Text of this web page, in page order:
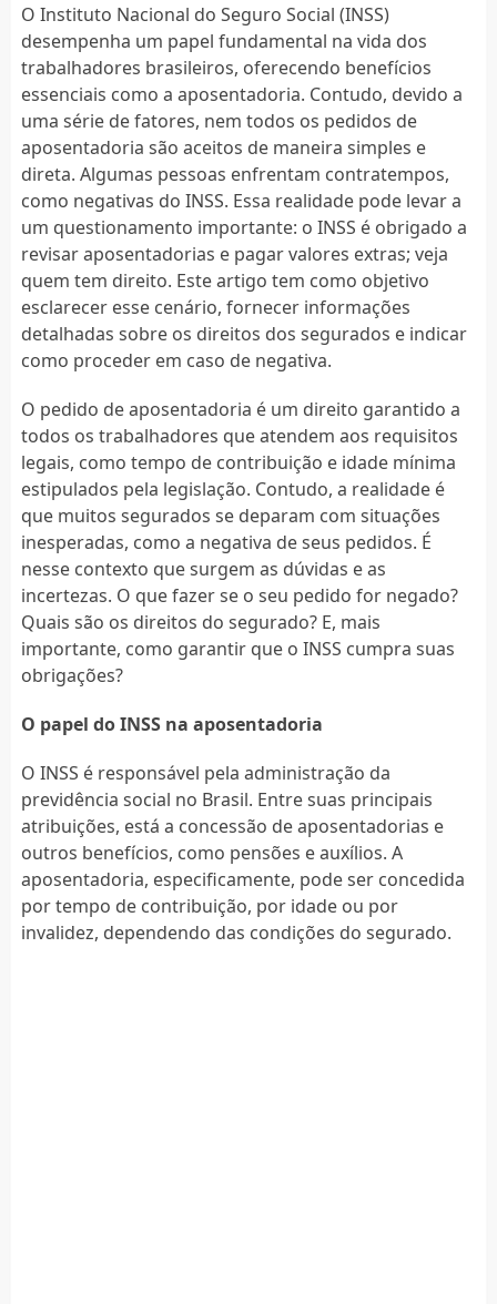
O Instituto Nacional do Seguro Social (INSS)
desempenha um papel fundamental na vida dos
trabalhadores brasileiros, oferecendo benefícios
essenciais como a aposentadoria. Contudo, devido a
uma série de fatores, nem todos os pedidos de
aposentadoria são aceitos de maneira simples e
direta. Algumas pessoas enfrentam contratempos,
como negativas do INSS. Essa realidade pode levar a
um questionamento importante: o INSS é obrigado a
revisar aposentadorias e pagar valores extras; veja
quem tem direito. Este artigo tem como objetivo
esclarecer esse cenário, fornecer informações
detalhadas sobre os direitos dos segurados e indicar
como proceder em caso de negativa.
O pedido de aposentadoria é um direito garantido a
todos os trabalhadores que atendem aos requisitos
legais, como tempo de contribuição e idade mínima
estipulados pela legislação. Contudo, a realidade é
que muitos segurados se deparam com situações
inesperadas, como a negativa de seus pedidos. É
nesse contexto que surgem as dúvidas e as
incertezas. O que fazer se o seu pedido for negado?
Quais são os direitos do segurado? E, mais
importante, como garantir que o INSS cumpra suas
obrigações?
O papel do INSS na aposentadoria
O INSS é responsável pela administração da
previdência social no Brasil. Entre suas principais
atribuições, está a concessão de aposentadorias e
outros benefícios, como pensões e auxílios. A
aposentadoria, especificamente, pode ser concedida
por tempo de contribuição, por idade ou por
invalidez, dependendo das condições do segurado.